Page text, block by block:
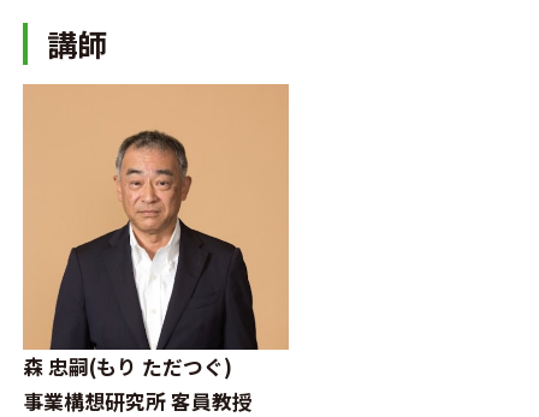
講師
森 忠嗣(もり ただつぐ)
事業構想研究所 客員教授